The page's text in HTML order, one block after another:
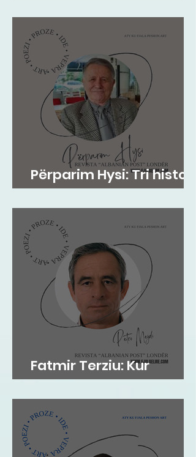
Pano Boli: STOLI I POETIT
Përparim Hysi: Tri histori
me lopë
Fatmir Terziu: Kur
'arkivat' flasin…